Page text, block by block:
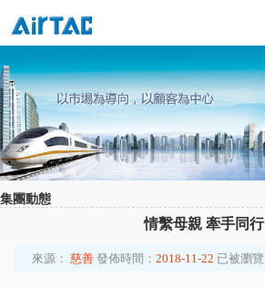
集團動態
情繫母親 牽手同行
來源： 慈善 發佈時間： 2018-11-22 已被瀏覽